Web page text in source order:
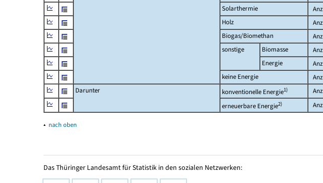
Solarthermie
Holz
Biogas/Biomethan
sonstige
Biomasse
Energie
keine Energie
Darunter
konventionelle Energie1)
erneuerbare Energie2)
▴ nach oben
Das Thüringer Landesamt für Statistik in den sozialen Netzwerken: